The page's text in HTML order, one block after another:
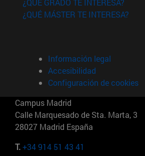
ventana)
nueva ventana)
nueva ventana)
¿QUÉ GRADO TE INTERESA?
¿QUÉ MÁSTER TE INTERESA?
Información legal
Accesibilidad
Configuración de cookies
Campus Madrid
Calle Marquesado de Sta. Marta, 3
28027 Madrid España
T.+34 914 51 43 41